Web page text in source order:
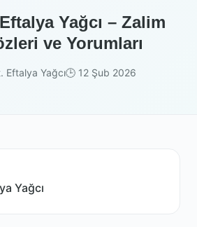
Yağcı – Zalim
ve Yorumları
Eftalya Yağcı🕒 12 Şub 2026
Yağcı